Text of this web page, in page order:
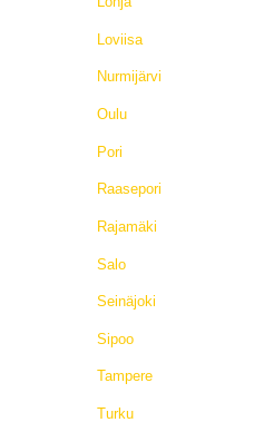
Loviisa
Nurmijärvi
Oulu
Pori
Raasepori
Rajamäki
Salo
Seinäjoki
Sipoo
Tampere
Turku